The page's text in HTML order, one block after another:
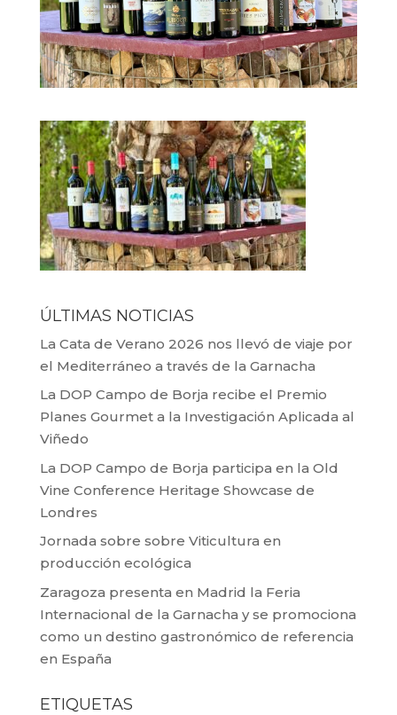
ÚLTIMAS NOTICIAS
La Cata de Verano 2026 nos llevó de viaje por
el Mediterráneo a través de la Garnacha
La DOP Campo de Borja recibe el Premio
Planes Gourmet a la Investigación Aplicada al
Viñedo
La DOP Campo de Borja participa en la Old
Vine Conference Heritage Showcase de
Londres
Jornada sobre sobre Viticultura en
producción ecológica
Zaragoza presenta en Madrid la Feria
Internacional de la Garnacha y se promociona
como un destino gastronómico de referencia
en España
ETIQUETAS